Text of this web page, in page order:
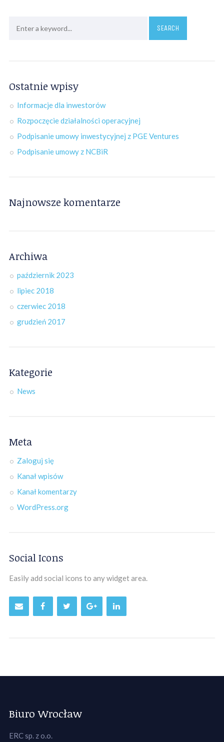
Ostatnie wpisy
Informacje dla inwestorów
Rozpoczęcie działalności operacyjnej
Podpisanie umowy inwestycyjnej z PGE Ventures
Podpisanie umowy z NCBiR
Najnowsze komentarze
Archiwa
październik 2023
lipiec 2018
czerwiec 2018
grudzień 2017
Kategorie
News
Meta
Zaloguj się
Kanał wpisów
Kanał komentarzy
WordPress.org
Social Icons
Easily add social icons to any widget area.
Biuro Wrocław
ERC sp. z o.o.